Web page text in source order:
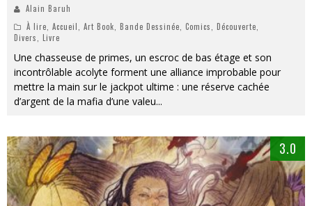
Alain Baruh
À lire Accueil Art Book Bande Dessinée Comics Découverte
Divers
Livre
Une chasseuse de primes, un escroc de bas étage et son
incontrôlable acolyte forment une alliance improbable pour
mettre la main sur le jackpot ultime : une réserve cachée
d’argent de la mafia d’une valeu...
3.0